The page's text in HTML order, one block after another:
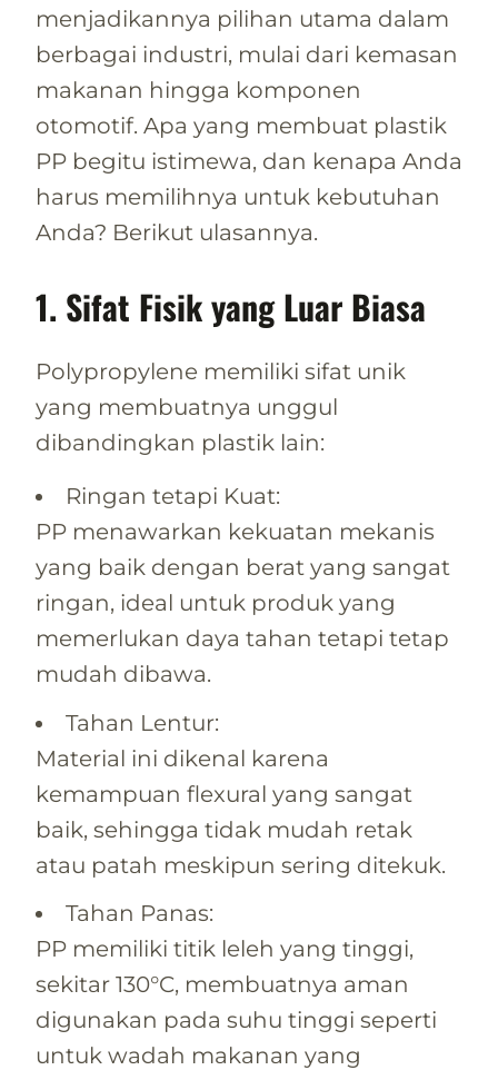
menjadikannya pilihan utama dalam
berbagai industri, mulai dari kemasan
makanan hingga komponen
otomotif. Apa yang membuat plastik
PP begitu istimewa, dan kenapa Anda
harus memilihnya untuk kebutuhan
Anda? Berikut ulasannya.
1. Sifat Fisik yang Luar Biasa
Polypropylene memiliki sifat unik
yang membuatnya unggul
dibandingkan plastik lain:
Ringan tetapi Kuat:
PP menawarkan kekuatan mekanis
yang baik dengan berat yang sangat
ringan, ideal untuk produk yang
memerlukan daya tahan tetapi tetap
mudah dibawa.
Tahan Lentur:
Material ini dikenal karena
kemampuan flexural yang sangat
baik, sehingga tidak mudah retak
atau patah meskipun sering ditekuk.
Tahan Panas:
PP memiliki titik leleh yang tinggi,
sekitar 130°C, membuatnya aman
digunakan pada suhu tinggi seperti
untuk wadah makanan yang